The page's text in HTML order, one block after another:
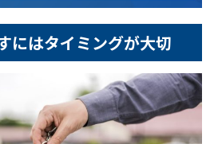
にはタイミングが大切